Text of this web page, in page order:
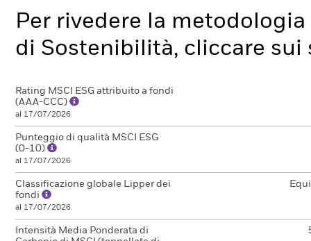
Per rivedere la
di Sostenibilità, cliccare
Rating MSCI ESG attribuito a fondi
(AAA-CCC)
al 17/07/2026
Punteggio di qualità MSCI ESG
(0-10)
al 17/07/2026
Classificazione globale Lipper dei
fondi
al 17/07/2026
Intensità Media Ponderata di